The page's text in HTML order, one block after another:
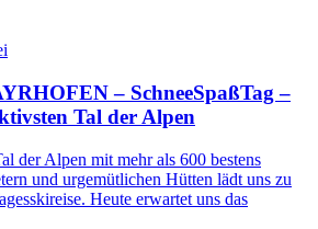
– SchneeSpaßTag –
Tal der Alpen
der Alpen mit mehr als 600 bestens
und urgemütlichen Hütten lädt uns zu
Heute erwartet uns das